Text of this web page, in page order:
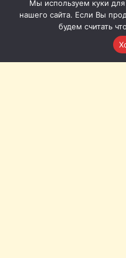
Мы используем куки
нашего сайта. Если Вы
будем считать